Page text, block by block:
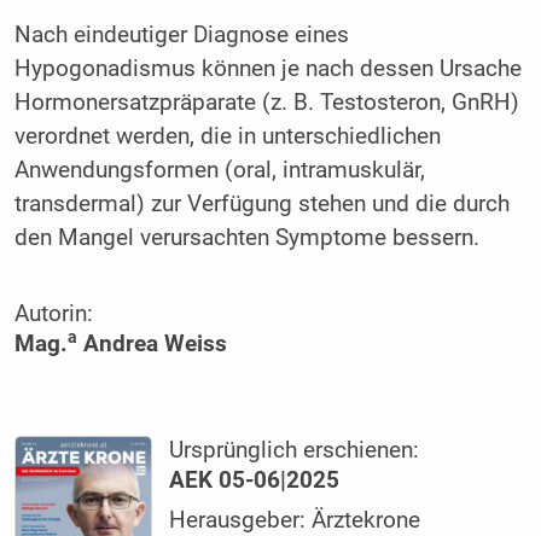
Nach eindeutiger Diagnose eines
Hypogonadismus können je nach dessen Ursache
Hormonersatzpräparate (z. B. Testosteron, GnRH)
verordnet werden, die in unterschiedlichen
Anwendungsformen (oral, intramuskulär,
transdermal) zur Verfügung stehen und die durch
den Mangel verursachten Symptome bessern.
Autorin:
Mag.a Andrea Weiss
Ursprünglich erschienen:
AEK 05-06|2025
Herausgeber: Ärztekrone